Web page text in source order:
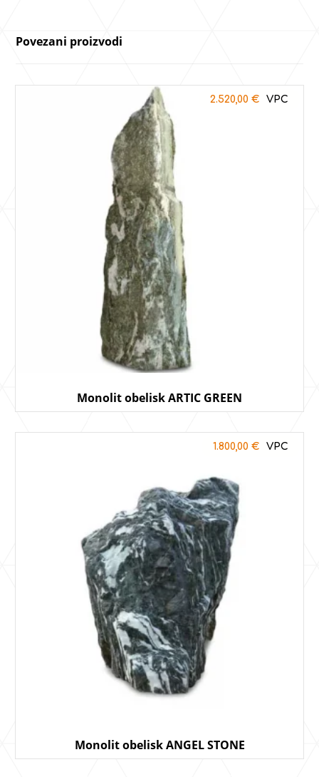
Povezani proizvodi
Monolit obelisk ARTIC GREEN
2.520,00 €
Monolit obelisk ANGEL STONE
1.800,00 €